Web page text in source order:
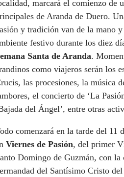
marcará el comienzo de
de Aranda de Duero.
y tradición van de la mano
festivo durante los diez
Santa de Aranda.
como viajeros serán los
las procesiones, la música
el concierto de ‘La
del Ángel’, entre otras
comenzará en la tarde del 11
Viernes de Pasión, del primer
Domingo de Guzmán, con la
del Santísimo Cristo